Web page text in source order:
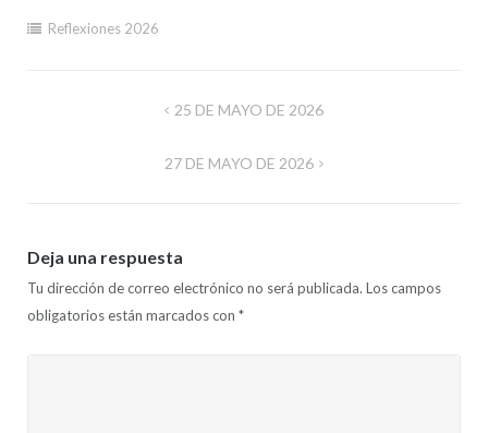
Reflexiones 2026
25 DE MAYO DE 2026
27 DE MAYO DE 2026
Deja una respuesta
Tu dirección de correo electrónico no será publicada. Los campos
obligatorios están marcados con *